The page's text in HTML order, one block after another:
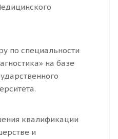
по специальности
на базе
квалификации
и